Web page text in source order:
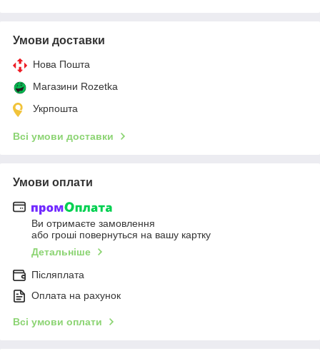
Умови доставки
Нова Пошта
Магазини Rozetka
Укрпошта
Всі умови доставки
Умови оплати
Ви отримаєте замовлення
або гроші повернуться на вашу картку
Детальніше
Післяплата
Оплата на рахунок
Всі умови оплати